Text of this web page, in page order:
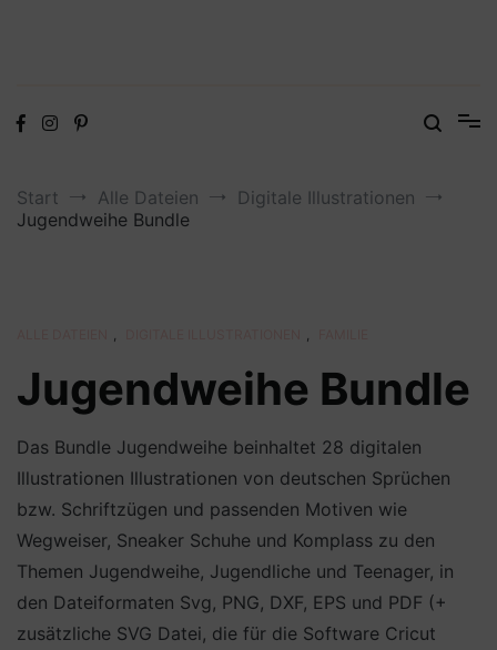
Start Alle Dateien
Digitale Illustrationen
Jugendweihe Bundle
, ,
Jugendweihe Bundle
Das Bundle Jugendweihe beinhaltet 28 digitalen
Illustrationen Illustrationen von deutschen Sprüchen
bzw. Schriftzügen und passenden Motiven wie
Wegweiser, Sneaker Schuhe und Komplass zu den
Themen Jugendweihe, Jugendliche und Teenager, in
den Dateiformaten Svg, PNG, DXF, EPS und PDF (+
zusätzliche SVG Datei, die für die Software Cricut